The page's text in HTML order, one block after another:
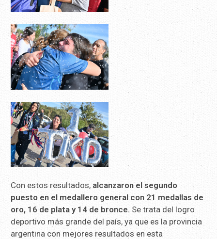
Con estos resultados, alcanzaron el segundo
puesto en el medallero general con 21 medallas de
oro, 16 de plata y 14 de bronce. Se trata del logro
deportivo más grande del país, ya que es la provincia
argentina con mejores resultados en esta